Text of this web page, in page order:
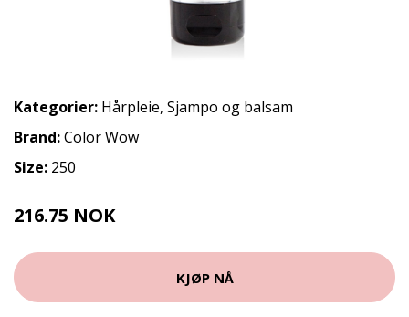
Kategorier: Hårpleie, Sjampo og balsam
Brand:Color Wow
Size: 250
216.75 NOK
KJØP NÅ